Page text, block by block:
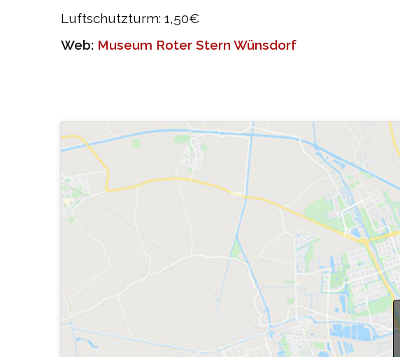
Luftschutzturm: 1,50€
Web: Museum Roter Stern Wünsdorf